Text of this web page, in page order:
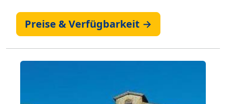
Preise & Verfügbarkeit →